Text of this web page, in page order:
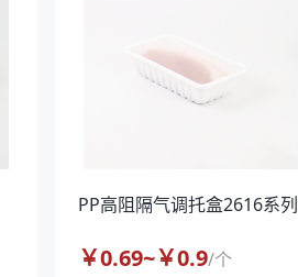
PP高阻隔气调托盒2616系列
￥0.69~￥0.9/个